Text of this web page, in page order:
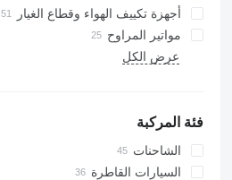
أجهزة تكييف الهواء وقطاع الغيار
مشعات أجهزة تكييف الهواء
خراطيم جهاز التكييف
أجزاء أخرى في مكيف الهواء
مواتير المراوح
عرض الكل
فئة المركبة
الشاحنات
السيارات القاطرة